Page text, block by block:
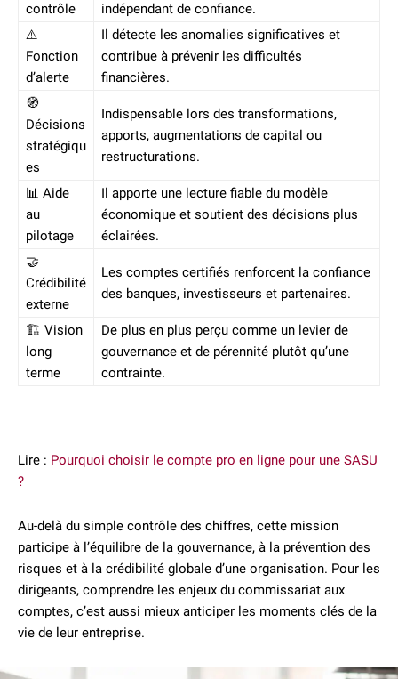
contrôle
indépendant de confiance.
⚠️
Fonction
d’alerte
Il détecte les anomalies significatives et
contribue à prévenir les difficultés
financières.
🧭
Décisions
stratégiqu
es
Indispensable lors des transformations,
apports, augmentations de capital ou
restructurations.
📊 Aide
au
pilotage
Il apporte une lecture fiable du modèle
économique et soutient des décisions plus
éclairées.
🤝
Crédibilité
externe
Les comptes certifiés renforcent la confiance
des banques, investisseurs et partenaires.
🏗️ Vision
long
terme
De plus en plus perçu comme un levier de
gouvernance et de pérennité plutôt qu’une
contrainte.
Lire : Pourquoi choisir le compte pro en ligne pour une SASU
?
Au-delà du simple contrôle des chiffres, cette mission
participe à l’équilibre de la gouvernance, à la prévention des
risques et à la crédibilité globale d’une organisation. Pour les
dirigeants, comprendre les enjeux du commissariat aux
comptes, c’est aussi mieux anticiper les moments clés de la
vie de leur entreprise.